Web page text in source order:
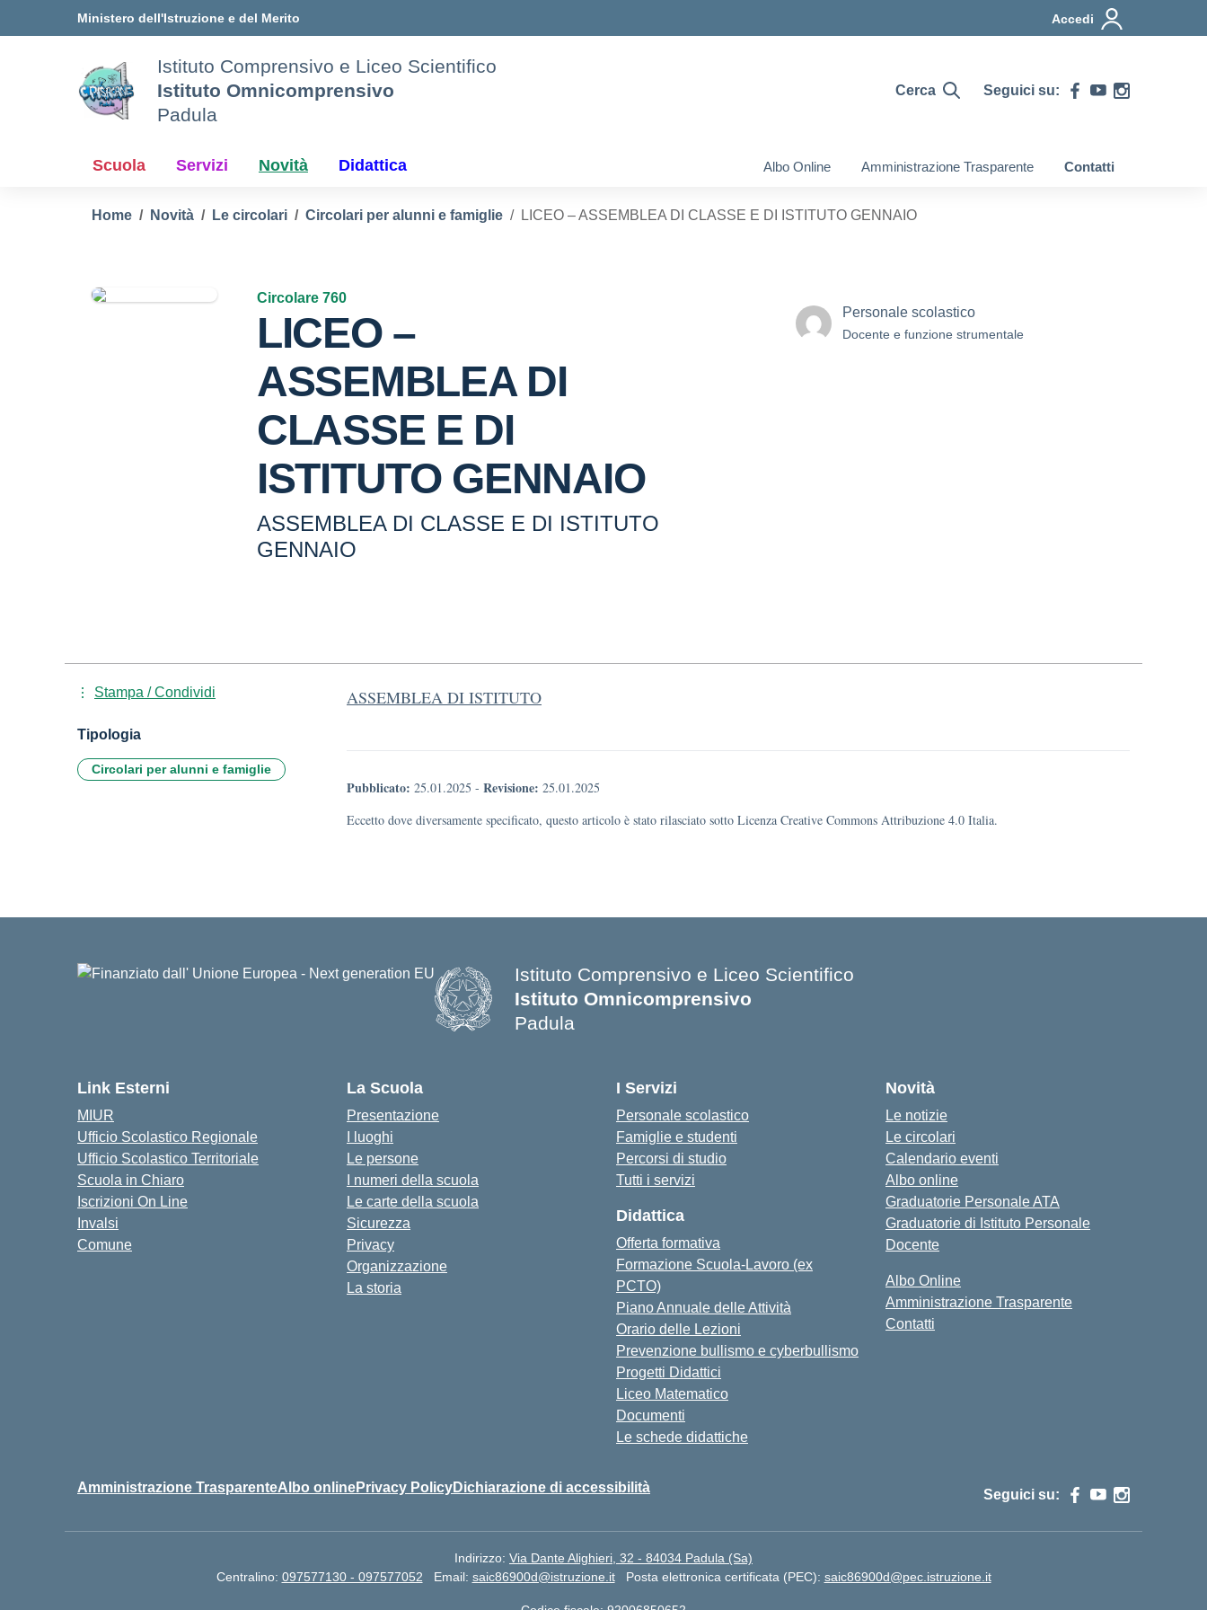
Ministero dell'Istruzione e del Merito Accedi
Istituto Comprensivo e Liceo Scientifico
Istituto Omnicomprensivo
Padula
Cerca Seguici su:
Scuola Servizi Novità Didattica Albo Online Amministrazione Trasparente Contatti
Home Novità Le circolari Circolari per alunni e famiglie LICEO – ASSEMBLEA DI CLASSE E DI ISTITUTO GENNAIO
Circolare 760
LICEO –
ASSEMBLEA DI
CLASSE E DI
ISTITUTO GENNAIO
ASSEMBLEA DI CLASSE E DI ISTITUTO
GENNAIO
Personale scolastico
Docente e funzione strumentale
ASSEMBLEA DI ISTITUTO
Pubblicato: 25.01.2025 - Revisione: 25.01.2025
Eccetto dove diversamente specificato, questo articolo è stato rilasciato sotto Licenza Creative Commons Attribuzione 4.0 Italia.
Stampa / Condividi
Tipologia
Circolari per alunni e famiglie
Istituto Comprensivo e Liceo Scientifico
Istituto Omnicomprensivo
Padula
Link Esterni
MIUR
Ufficio Scolastico Regionale
Ufficio Scolastico Territoriale
Scuola in Chiaro
Iscrizioni On Line
Invalsi
Comune
La Scuola
Presentazione
I luoghi
Le persone
I numeri della scuola
Le carte della scuola
Sicurezza
Privacy
Organizzazione
La storia
I Servizi
Personale scolastico
Famiglie e studenti
Percorsi di studio
Tutti i servizi
Didattica
Offerta formativa
Formazione Scuola-Lavoro (ex
PCTO)
Piano Annuale delle Attività
Orario delle Lezioni
Prevenzione bullismo e cyberbullismo
Progetti Didattici
Liceo Matematico
Documenti
Le schede didattiche
Novità
Le notizie
Le circolari
Calendario eventi
Albo online
Graduatorie Personale ATA
Graduatorie di Istituto Personale
Docente
Albo Online
Amministrazione Trasparente
Contatti
Amministrazione TrasparenteAlbo onlinePrivacy PolicyDichiarazione di accessibilità Seguici su:
Indirizzo: Via Dante Alighieri, 32 - 84034 Padula (Sa)
Centralino: 097577130 - 097577052 Email: saic86900d@istruzione.it Posta elettronica certificata (PEC): saic86900d@pec.istruzione.it